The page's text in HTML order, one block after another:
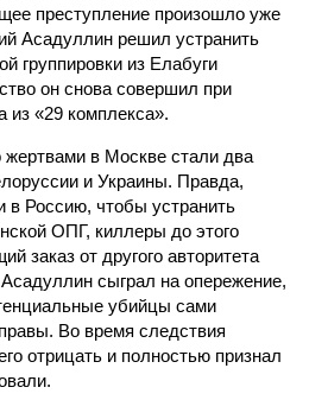
преступление произошло уже
Асадуллин решил устранить
группировки из Елабуги
он снова совершил при
из «29 комплекса».
жертвами в Москве стали два
и Украины. Правда,
в Россию, чтобы устранить
ОПГ, киллеры до этого
заказ от другого авторитета
сыграл на опережение,
убийцы сами
Во время следствия
отрицать и полностью признал